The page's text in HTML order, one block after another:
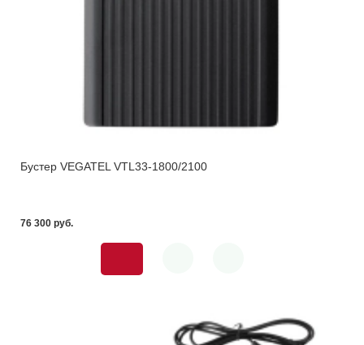
Бустер VEGATEL VTL33-1800/2100
76 300 pуб.